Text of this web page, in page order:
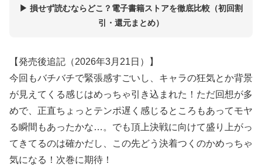
▶ 損せず読むならどこ？電子書籍ストアを徹底比較（初回割
引・還元まとめ）
【発売後追記（2026年3月21日）】
今回もバチバチで緊張感すごいし、キャラの狂気とか背景
が見えてくる感じはめっちゃ引き込まれた！ただ回想が多
めで、正直ちょっとテンポ遅く感じるところもあってモヤ
る瞬間もあったかな…。でも頂上決戦に向けて盛り上がっ
てきてるのは確かだし、この先どう決着つくのかめっちゃ
気になる！次巻に期待！